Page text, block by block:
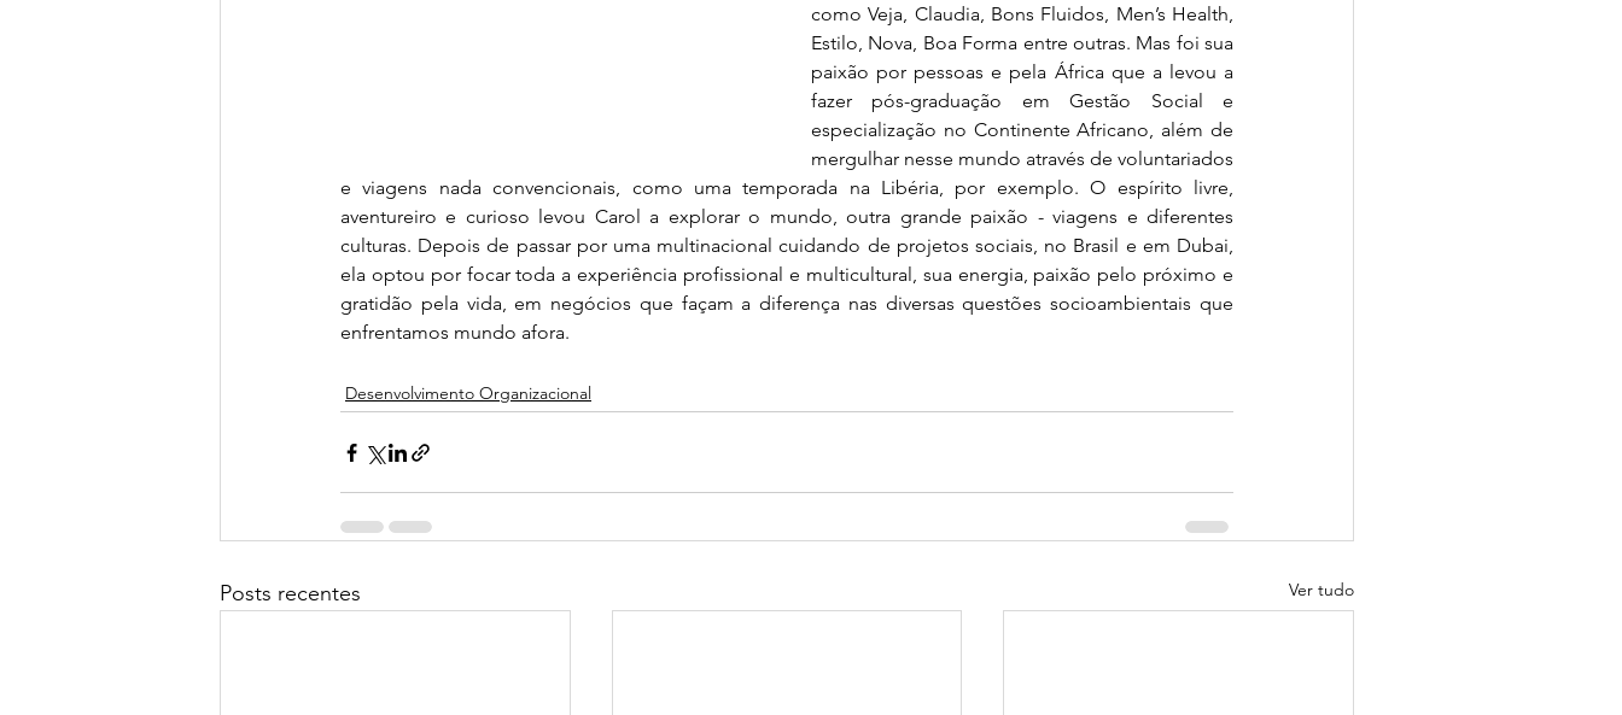
como Veja, Claudia, Bons Fluidos, Men’s Health,
Estilo, Nova, Boa Forma entre outras. Mas foi sua
paixão por pessoas e pela África que a levou a
fazer pós-graduação em Gestão Social e
especialização no Continente Africano, além de
mergulhar nesse mundo através de voluntariados
e viagens nada convencionais, como uma temporada na Libéria, por exemplo. O espírito livre,
aventureiro e curioso levou Carol a explorar o mundo, outra grande paixão - viagens e diferentes
culturas. Depois de passar por uma multinacional cuidando de projetos sociais, no Brasil e em Dubai,
ela optou por focar toda a experiência profissional e multicultural, sua energia, paixão pelo próximo e
gratidão pela vida, em negócios que façam a diferença nas diversas questões socioambientais que
enfrentamos mundo afora.
Desenvolvimento Organizacional
Posts recentes Ver tudo